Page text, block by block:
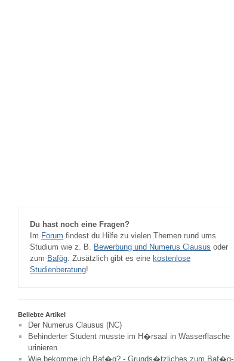
Du hast noch eine Fragen?
Im Forum findest du Hilfe zu vielen Themen rund ums
Studium wie z. B. Bewerbung und Numerus Clausus oder
zum Bafög. Zusätzlich gibt es eine kostenlose
Studienberatung!
Beliebte Artikel
Der Numerus Clausus (NC)
Behinderter Student musste im H�rsaal in Wasserflasche
urinieren
Wie bekomme ich Baf�g? - Grunds�tzliches zum Baf�g-